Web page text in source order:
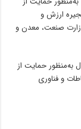
ارزش و
صنعت، معدن و
تا سقف ۲۲۰۰۰ میلیارد ریال به‌منظور حمایت از
و فناوری